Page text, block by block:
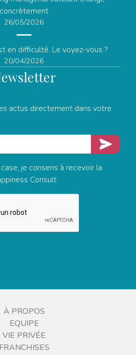
concrètement
26/05/2026
en difficulté. Le voyez-vous ?
20/04/2026
actus directement dans votre
Je
je consens à recevoir la
Consult
À PROPOS
EQUIPE
VIE PRIVÉE
FRANCHISES